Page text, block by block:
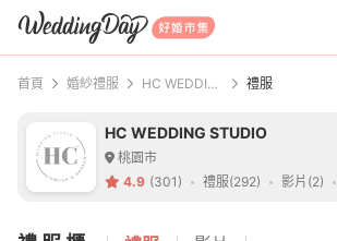
WeddingDay 好婚市集
首頁 婚紗禮服 HC WEDDING STUDIO 禮服
HC WEDDING STUDIO
桃園市
4.9 (301) 禮服(292) 影片(2)